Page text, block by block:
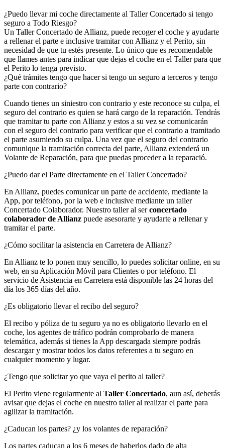
¿Puedo llevar mi coche directamente al Taller Concertado si tengo
seguro a Todo Riesgo?
Un Taller Concertado de Allianz, puede recoger el coche y ayudarte
a rellenar el parte e inclusive tramitar con Allianz y el Perito, sin
necesidad de que tu estés presente. Lo único que es recomendable
que llames antes para indicar que dejas el coche en el Taller para que
el Perito lo tenga previsto.
¿Qué trámites tengo que hacer si tengo un seguro a terceros y tengo
parte con contrario?
Cuando tienes un siniestro con contrario y este reconoce su culpa, el
seguro del contrario es quien se hará cargo de la reparación. Tendrás
que tramitar tu parte con Allianz y estos a su vez se comunicarán
con el seguro del contrario para verificar que el contrario a tramitado
el parte asumiendo su culpa. Una vez que el seguro del contrario
comunique la tramitación correcta del parte, Allianz extenderá un
Volante de Reparación, para que puedas proceder a la reparació.
¿Puedo dar el Parte directamente en el Taller Concertado?
En Allianz, puedes comunicar un parte de accidente, mediante la
App, por teléfono, por la web e inclusive mediante un taller
Concertado Colaborador. Nuestro taller al serconcertado
colaborador de Allianz puede asesorarte y ayudarte a rellenar y
tramitar el parte.
¿Cómo socilitar la asistencia en Carretera de Allianz?
En Allianz te lo ponen muy sencillo, lo puedes solicitar online, en su
web, en su Aplicación Móvil para Clientes o por teléfono. El
servicio de Asistencia en Carretera está disponible las 24 horas del
día los 365 días del año.
¿Es obligatorio llevar el recibo del seguro?
El recibo y póliza de tu seguro ya no es obligatorio llevarlo en el
coche, los agentes de tráfico podrán comprobarlo de manera
telemática, además si tienes la App descargada siempre podrás
descargar y mostrar todos los datos referentes a tu seguro en
cualquier momento y lugar.
¿Tengo que solicitar yo que vaya el perito al taller?
El Perito viene regularmente al Taller Concertado, aun así, deberás
avisar que dejas el coche en nuestro taller al realizar el parte para
agilizar la tramitación.
¿Caducan los partes? ¿y los volantes de reparación?
Los partes caducan a los 6 meses de haberlos dado de alta